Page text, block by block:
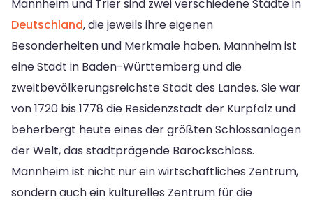
Mannheim und Trier sind zwei verschiedene Städte in
Deutschland, die jeweils ihre eigenen
Besonderheiten und Merkmale haben. Mannheim ist
eine Stadt in Baden-Württemberg und die
zweitbevölkerungsreichste Stadt des Landes. Sie war
von 1720 bis 1778 die Residenzstadt der Kurpfalz und
beherbergt heute eines der größten Schlossanlagen
der Welt, das stadtprägende Barockschloss.
Mannheim ist nicht nur ein wirtschaftliches Zentrum,
sondern auch ein kulturelles Zentrum für die